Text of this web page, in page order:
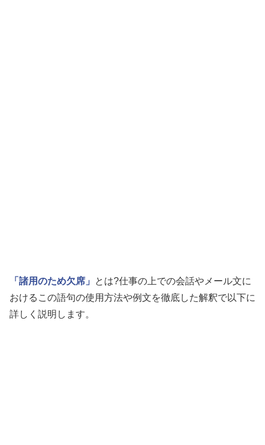
「諸用のため欠席」
とは?仕事の上での会話やメール文に
おけるこの語句の使用方法や例文を徹底した解釈で以下に
詳しく説明します。